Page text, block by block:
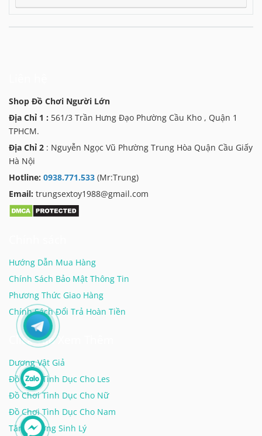
Shop Đồ Chơi Người Lớn
Địa Chỉ 1 : 561/3 Trần Hưng Đạo Phường Cầu Kho , Quận 1
TPHCM.
Địa Chỉ 2 : Nguyễn Ngọc Vũ Phường Trung Hòa Quận Cầu Giấy
Hà Nội
Hotline: 0938.771.533 (Mr:Trung)
Email: trungsextoy1988@gmail.com
Hướng Dẫn Mua Hàng
Chính Sách Bảo Mật Thông Tin
Phương Thức Giao Hàng
Chính Sách Đổi Trả Hoàn Tiền
Click Vào Xem Thêm
Dương Vật Giả
Đồ Chơi Tình Dục Cho Les
Đồ Chơi Tình Dục Cho Nữ
Đồ Chơi Tình Dục Cho Nam
Tăng Cường Sinh Lý